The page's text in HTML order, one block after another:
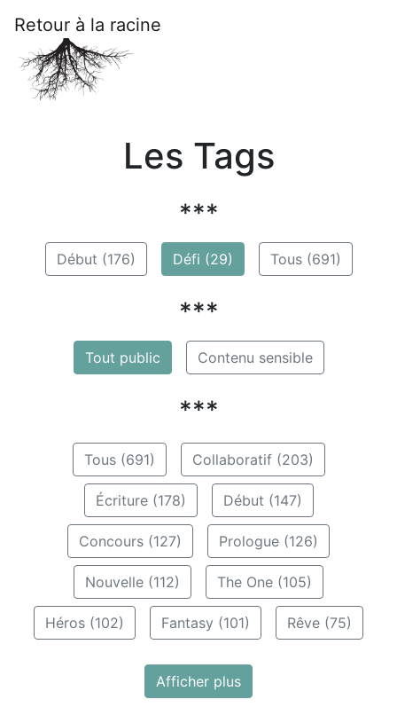
Retour à la racine
Les Tags
***
Début (176) Défi (29) Tous (691)
***
Tout public Contenu sensible
***
Tous (691) Collaboratif (203)
Écriture (178) Début (147)
Concours (127) Prologue (126)
Nouvelle (112) The One (105)
Héros (102) Fantasy (101) Rêve (75)
Afficher plus